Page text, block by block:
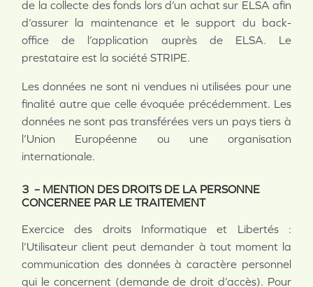
de la collecte des fonds lors d’un achat sur ELSA afin
d’assurer la maintenance et le support du back-
office de l’application auprès de ELSA. Le
prestataire est la société STRIPE.
Les données ne sont ni vendues ni utilisées pour une
finalité autre que celle évoquée précédemment. Les
données ne sont pas transférées vers un pays tiers à
l’Union Européenne ou une organisation
internationale.
3 – MENTION DES DROITS DE LA PERSONNE
CONCERNEE PAR LE TRAITEMENT
Exercice des droits Informatique et Libertés :
l’Utilisateur client peut demander à tout moment la
communication des données à caractère personnel
qui le concernent (demande de droit d’accès). Pour